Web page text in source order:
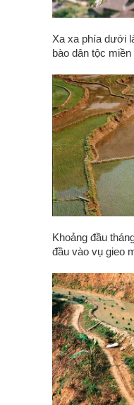
Xa xa phía dưới
bào dân tộc miền
Khoảng đầu
đầu vào vụ gieo